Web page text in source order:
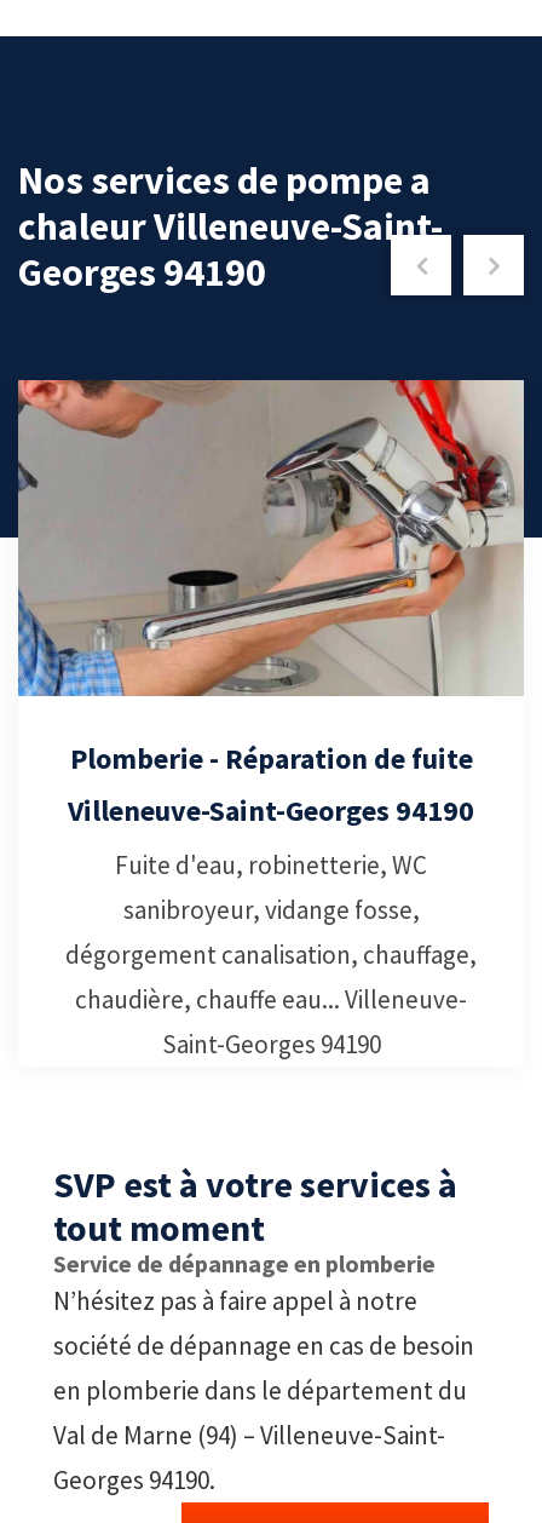
Nos services de pompe a
chaleur Villeneuve-Saint-
Georges 94190
Débouchage canalisation -
Villeneuve-Saint-Georges 94190
Services de débouchage canalisation
Villeneuve-Saint-Georges 94190, notre
équipe professionnelle effectuera le
nécessaire pour déboucher les
canalisations.
SVP est à votre services à
tout moment
Service de dépannage en plomberie
N’hésitez pas à faire appel à notre
société de dépannage en cas de besoin
en plomberie dans le département du
Val de Marne (94) – Villeneuve-Saint-
Georges 94190.